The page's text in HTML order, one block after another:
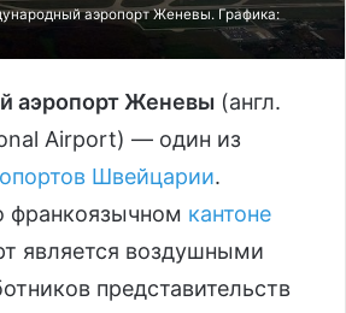
аэропорт Женевы. Графика:
аэропорт Женевы (англ.
Airport) — один из
Швейцарии.
франкоязычном кантоне
является воздушными
представительств